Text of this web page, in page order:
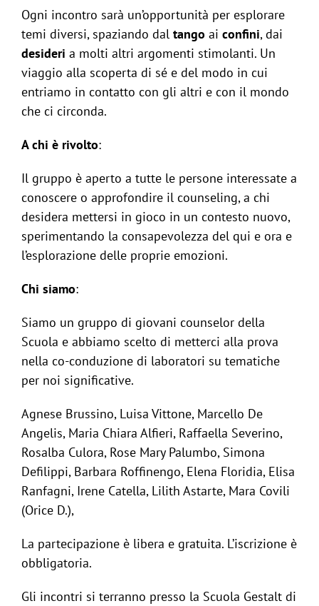
Ogni incontro sarà un’opportunità per esplorare
temi diversi, spaziando dal tango ai confini, dai
desideri a molti altri argomenti stimolanti. Un
viaggio alla scoperta di sé e del modo in cui
entriamo in contatto con gli altri e con il mondo
che ci circonda.
A chi è rivolto:
Il gruppo è aperto a tutte le persone interessate a
conoscere o approfondire il counseling, a chi
desidera mettersi in gioco in un contesto nuovo,
sperimentando la consapevolezza del qui e ora e
l’esplorazione delle proprie emozioni.
Chi siamo:
Siamo un gruppo di giovani counselor della
Scuola e abbiamo scelto di metterci alla prova
nella co-conduzione di laboratori su tematiche
per noi significative.
Agnese Brussino, Luisa Vittone, Marcello De
Angelis, Maria Chiara Alfieri, Raffaella Severino,
Rosalba Culora, Rose Mary Palumbo, Simona
Defilippi, Barbara Roffinengo, Elena Floridia, Elisa
Ranfagni, Irene Catella, Lilith Astarte, Mara Covili
(Orice D.),
La partecipazione è libera e gratuita. L’iscrizione è
obbligatoria.
Gli incontri si terranno presso la Scuola Gestalt di